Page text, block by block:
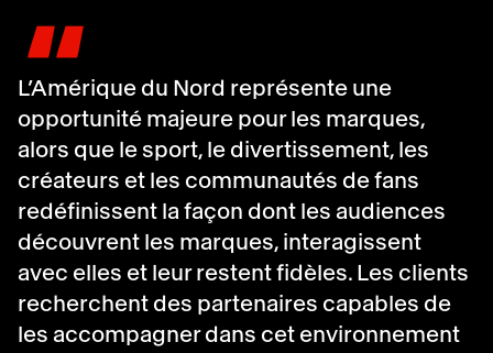
L’Amérique du Nord représente une
opportunité majeure pour les marques,
alors que le sport, le divertissement, les
créateurs et les communautés de fans
redéfinissent la façon dont les audiences
découvrent les marques, interagissent
avec elles et leur restent fidèles. Les clients
recherchent des partenaires capables de
les accompagner dans cet environnement